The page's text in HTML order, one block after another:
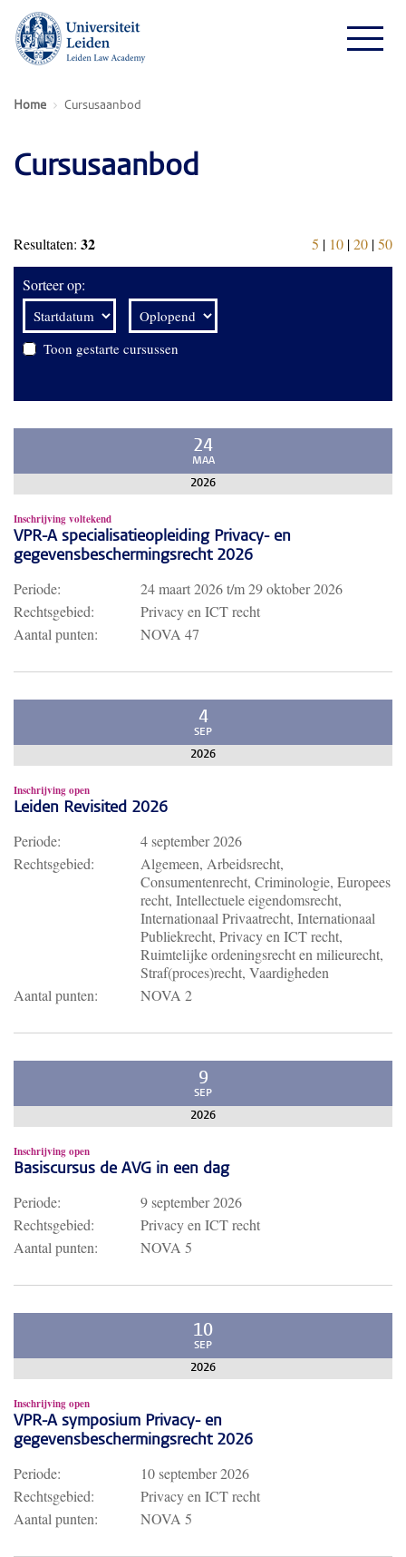
Home Cursusaanbod
Cursusaanbod
Resultaten: 32 5 | 10 |20 |50
Sorteer op:
Toon gestarte cursussen
24
MAA
2026
Inschrijving voltekend
VPR-A specialisatieopleiding Privacy- en
gegevensbeschermingsrecht 2026
Periode: 24 maart 2026t/m29 oktober 2026
Rechtsgebied:
Privacy en ICT recht
Aantal punten:
NOVA 47
4
SEP
2026
Inschrijving open
Leiden Revisited 2026
Periode:
4 september 2026
Rechtsgebied:
Algemeen, Arbeidsrecht,
Consumentenrecht, Criminologie, Europees
recht, Intellectuele eigendomsrecht,
Internationaal Privaatrecht, Internationaal
Publiekrecht, Privacy en ICT recht,
Ruimtelijke ordeningsrecht en milieurecht,
Straf(proces)recht, Vaardigheden
Aantal punten:
NOVA 2
9
SEP
2026
Inschrijving open
Basiscursus de AVG in een dag
Periode:
9 september 2026
Rechtsgebied:
Privacy en ICT recht
Aantal punten:
NOVA 5
10
SEP
2026
Inschrijving open
VPR-A symposium Privacy- en
gegevensbeschermingsrecht 2026
Periode:
10 september 2026
Rechtsgebied:
Privacy en ICT recht
Aantal punten:
NOVA 5